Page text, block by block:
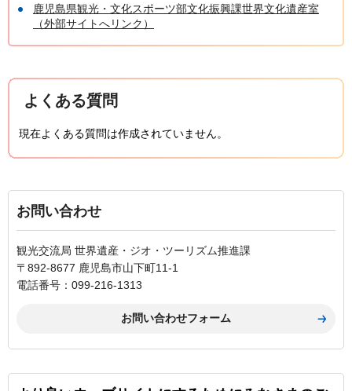
鹿児島県観光・文化スポーツ部文化振興課世界文化遺産室
（外部サイトへリンク）
よくある質問
現在よくある質問は作成されていません。
お問い合わせ
観光交流局 世界遺産・ジオ・ツーリズム推進課
〒892-8677 鹿児島市山下町11-1
電話番号：099-216-1313